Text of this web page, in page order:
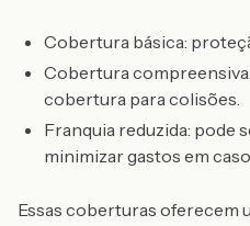
Cobertura básica:
Cobertura
cobertura para colisões.
Franquia reduzida: pode
minimizar gastos em
Essas coberturas oferecem